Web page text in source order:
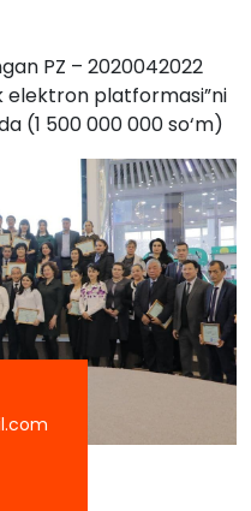
PZ – 2020042022
elektron platformasi”ni
(1 500 000 000 so‘m)